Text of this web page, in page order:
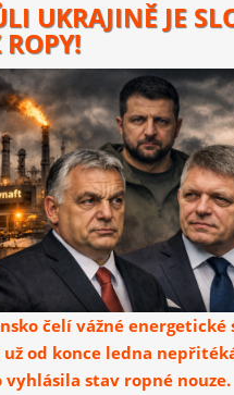
UKRAJINĚ JE
ROPY!
čelí vážné energetické
už od konce ledna
vyhlásila stav ropné nouze.